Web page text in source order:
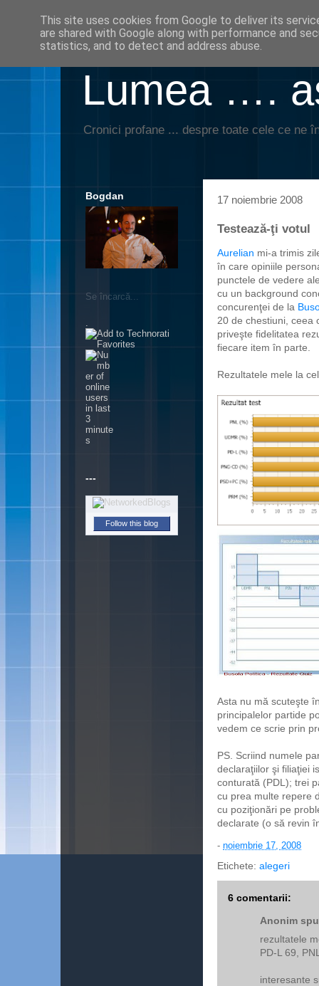
Lumea ….
Cronici profane ... despre toate cele ce ne
17 noiembrie 2008
Testează-ţi votul
Aurelian mi-a trimis
în care opiniile
punctele de vedere
cu un background
concurenţei de la
20 de chestiuni,
priveşte fidelitatea
fiecare item în parte.
Rezultatele mele la
Asta nu mă scuteşte
principalelor partide
vedem ce scrie prin
PS. Scriind numele
declaraţiilor şi filiaţiei
conturată (PDL); trei
cu prea multe repere
cu poziţionări pe
declarate (o să revin
- noiembrie 17, 2008
Etichete: alegeri
6 comentarii:
Anonim
rezultatele
PD-L 69,
interesante
Bogdan
Se încarcă...
.
---
Follow this blog
This site uses cookies from Google to deliver its
are shared with Google along with performance and
statistics, and to detect and address abuse.